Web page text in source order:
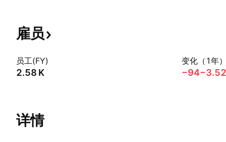
雇员
员工(FY)
‪2.58 K‬
变化（1年
−94
详情